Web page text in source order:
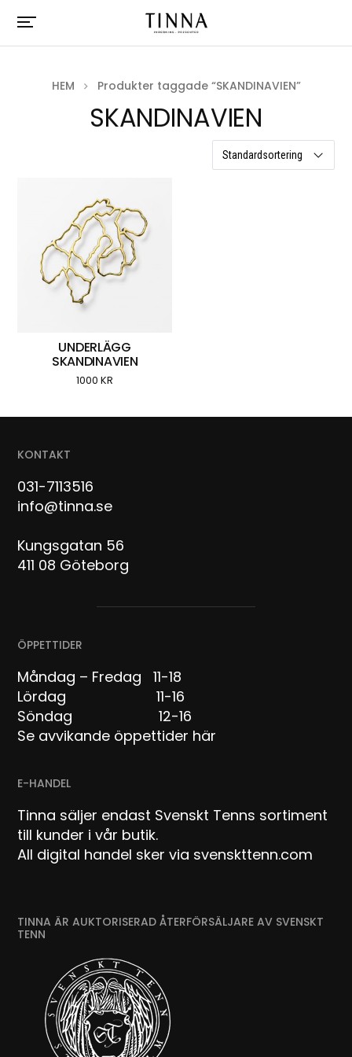
HEM Produkter taggade “SKANDINAVIEN”
SKANDINAVIEN
UNDERLÄGG
SKANDINAVIEN
1000KR
KONTAKT
031-7113516
info@tinna.se
Kungsgatan 56
411 08 Göteborg
ÖPPETTIDER
Måndag – Fredag 11-18
Lördag 11-16
Söndag 12-16
Se avvikande öppettider här
E-HANDEL
Tinna säljer endast Svenskt Tenns sortiment
till kunder i vår butik.
All digital handel sker via svenskttenn.com
TINNA ÄR AUKTORISERAD ÅTERFÖRSÄLJARE AV SVENSKT
TENN